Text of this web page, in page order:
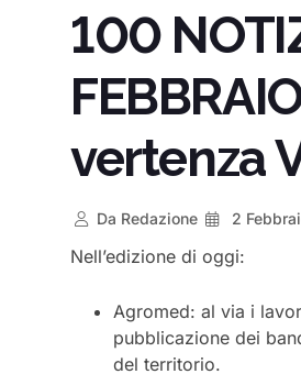
100
vertenza
Da Redazione 2
Nell’edizione di oggi:
Agromed: al via i
pubblicazione dei
del territorio.